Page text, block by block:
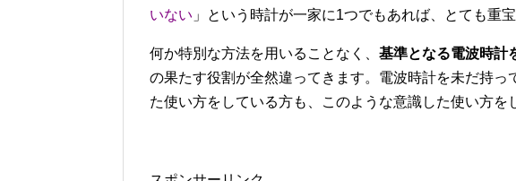
いない 」という時計が一家に1つでもあれば、とても重宝
何か特別な方法を用いることなく、 基準となる電波時計
の果たす役割が全然違ってきます。電波時計を未だ持っ
た使い方をしている方も、このような意識した使い方を